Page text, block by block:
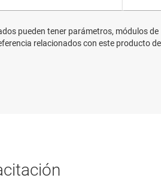
pueden tener parámetros, módulos de
relacionados con este producto de